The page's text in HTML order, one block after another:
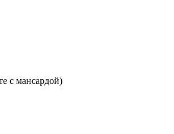
с мансардой)